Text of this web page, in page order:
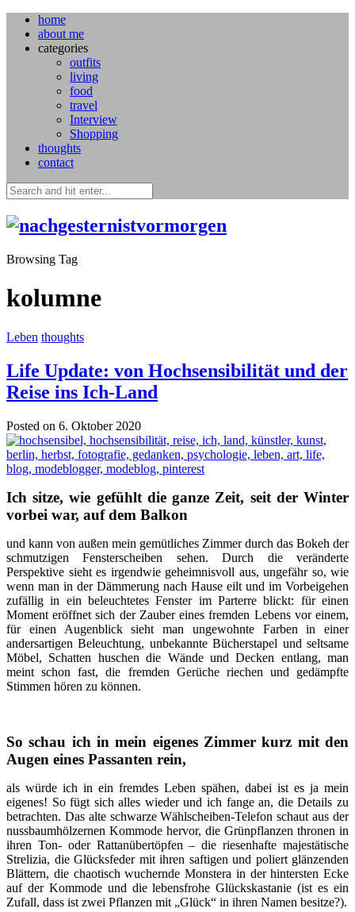
home
about me
categories
outfits
living
food
travel
Interview
Shopping
thoughts
contact
Browsing Tag
kolumne
Leben thoughts
Life Update: von Hochsensibilität und der
Reise ins Ich-Land
Posted on 6. Oktober 2020
Ich sitze, wie gefühlt die ganze Zeit, seit der Winter
vorbei war, auf dem Balkon
und kann von außen mein gemütliches Zimmer durch das Bokeh der
schmutzigen Fensterscheiben sehen. Durch die veränderte
Perspektive sieht es irgendwie geheimnisvoll aus, ungefähr so, wie
wenn man in der Dämmerung nach Hause eilt und im Vorbeigehen
zufällig in ein beleuchtetes Fenster im Parterre blickt: für einen
Moment eröffnet sich der Zauber eines fremden Lebens vor einem,
für einen Augenblick sieht man ungewohnte Farben in einer
andersartigen Beleuchtung, unbekannte Bücherstapel und seltsame
Möbel, Schatten huschen die Wände und Decken entlang, man
meint schon fast, die fremden Gerüche riechen und gedämpfte
Stimmen hören zu können.
So schau ich in mein eigenes Zimmer kurz mit den
Augen eines Passanten rein,
als würde ich in ein fremdes Leben spähen, dabei ist es ja mein
eigenes! So fügt sich alles wieder und ich fange an, die Details zu
betrachten. Das alte schwarze Wählscheiben-Telefon schaut aus der
nussbaumhölzernen Kommode hervor, die Grünpflanzen thronen in
ihren Ton- oder Rattanübertöpfen – die riesenhafte majestätische
Strelizia, die Glücksfeder mit ihren saftigen und poliert glänzenden
Blättern, die chaotisch wuchernde Monstera in der hintersten Ecke
auf der Kommode und die lebensfrohe Glückskastanie (ist es ein
Zufall, dass ist zwei Pflanzen mit „Glück“ in ihren Namen besitze?).